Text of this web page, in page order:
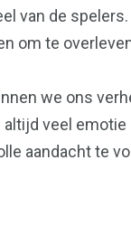
van de
om te
we ons
veel
aandacht te